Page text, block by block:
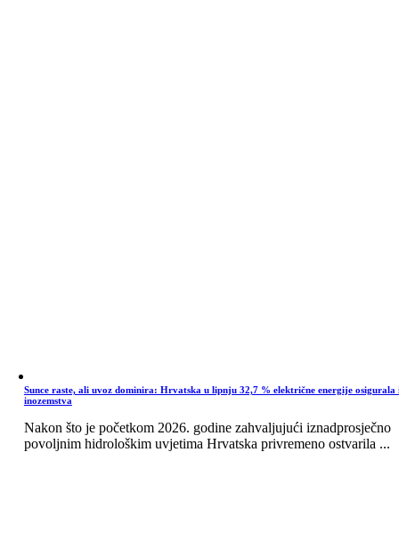
Sunce raste, ali uvoz dominira: Hrvatska u lipnju 32,7 % električne energije osigurala
inozemstva
Nakon što je početkom 2026. godine zahvaljujući iznadprosječno
povoljnim hidrološkim uvjetima Hrvatska privremeno ostvarila ...